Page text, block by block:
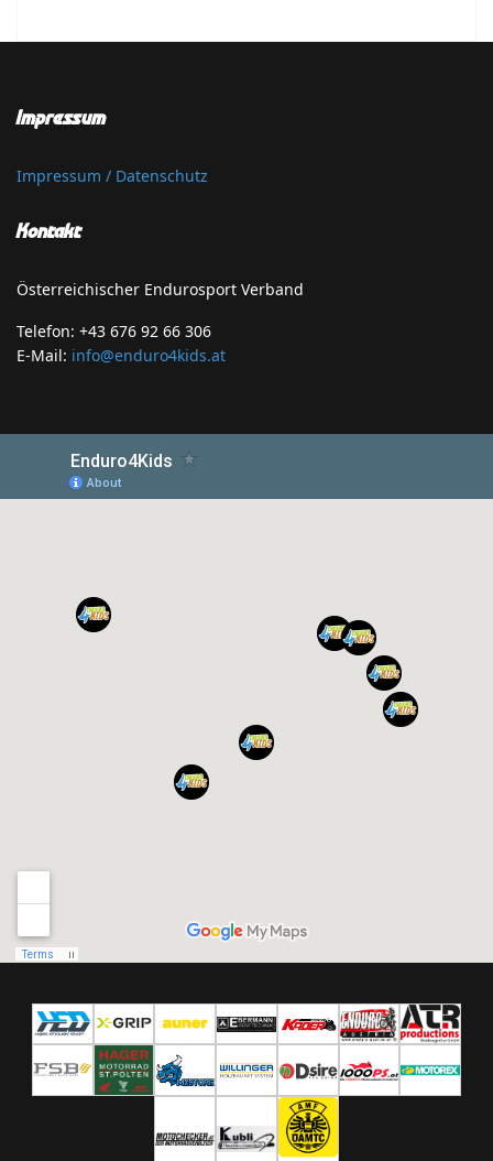
Impressum
Impressum / Datenschutz
Kontakt
Österreichischer Endurosport Verband
Telefon: +43 676 92 66 306
E-Mail: info@enduro4kids.at